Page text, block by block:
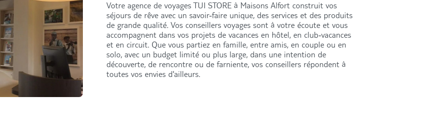
Votre agence de voyages TUI STORE à Maisons Alfort construit vos
séjours de rêve avec un savoir-faire unique, des services et des produits
de grande qualité. Vos conseillers voyages sont à votre écoute et vous
accompagnent dans vos projets de vacances en hôtel, en club-vacances
et en circuit. Que vous partiez en famille, entre amis, en couple ou en
solo, avec un budget limité ou plus large, dans une intention de
découverte, de rencontre ou de farniente, vos conseillers répondent à
toutes vos envies d'ailleurs.